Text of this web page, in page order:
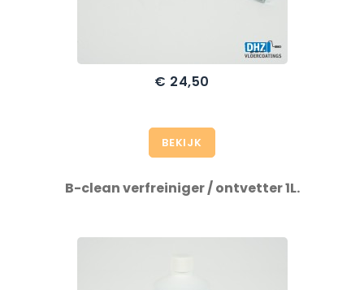
Prijs
€ 24,50
BEKIJK
B-clean verfreiniger / ontvetter 1L.